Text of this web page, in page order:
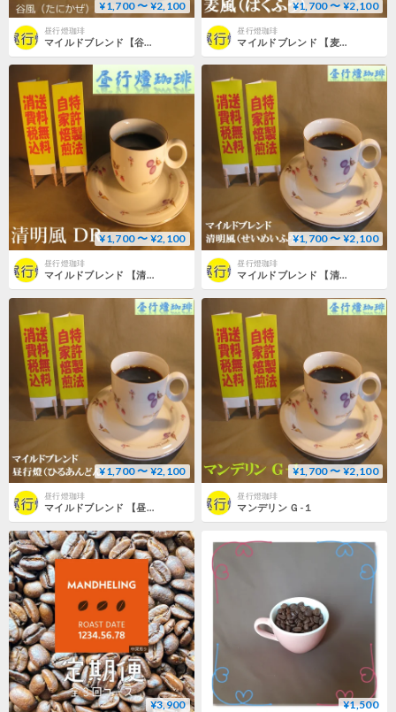
¥1,700 〜 ¥2,100
昼行燈珈琲
マイルドブレンド【谷風（たにかぜ）】
¥1,700 〜 ¥2,100
昼行燈珈琲
マイルドブレンド 【麦風（ばくふう）)】
¥1,700 〜 ¥2,100
昼行燈珈琲
マイルドブレンド 【清明風DR（せいめいふうDR）】
¥1,700 〜 ¥2,100
昼行燈珈琲
マイルドブレンド 【清明風（せいめいふう）】
¥1,700 〜 ¥2,100
昼行燈珈琲
マイルドブレンド 【昼行燈(ひるあんどん)】
¥1,700 〜 ¥2,100
昼行燈珈琲
マンデリン Ｇ-１
¥3,900 ¥1,500